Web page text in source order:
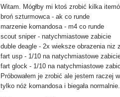
Witam. Mógłby mi ktoś zrobić kilka
broń szturmowca - ak co runde
marzenie komandosa - m4 co runde
scout sniper - natychmiastowe zabicie
duble deagle - 2x wieksze obrazenia niz
fart usp - 1/10 na natychmiastowe
fart glock - 1/10 na natychmiastowe
Próbowałem je zrobić ale jestem raczej
tylko nóż komandosa i biegała